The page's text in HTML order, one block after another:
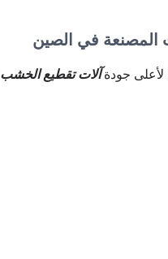
لأعلى جودةآلات تقطيع الخشب